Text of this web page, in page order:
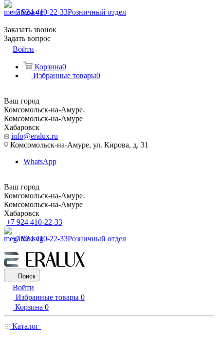
+7 924 410-22-33Розничный отдел
Заказать звонок
Задать вопрос
Войти
Корзина0
Избранные товары0
Ваш город
Комсомольск-на-Амуре
Комсомольск-на-Амуре
Хабаровск
info@eralux.ru
Комсомольск-на-Амуре, ул. Кирова, д. 31
WhatsApp
Ваш город
Комсомольск-на-Амуре
Комсомольск-на-Амуре
Хабаровск
+7 924 410-22-33
+7 924 410-22-33Розничный отдел
Поиск
Войти
Избранные товары 0
Корзина 0
Каталог